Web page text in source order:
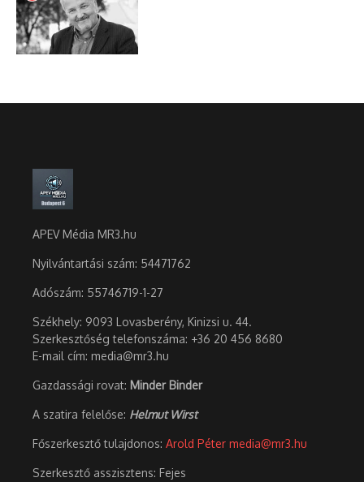
APEV Média MR3.hu
Nyilvántartási szám: 54471762
Adószám: 55746719-1-27
Székhely: 9093 Lovasberény, Kinizsi u. 44.
Szerkesztőség telefonszáma: +36 20 456 8680
E-mail cím: media@mr3.hu
Gazdassági rovat: Minder Binder
A szatira felelőse: Helmut Wirst
Főszerkesztő tulajdonos: Arold Péter media@mr3.hu
Szerkesztő asszisztens: Fejes